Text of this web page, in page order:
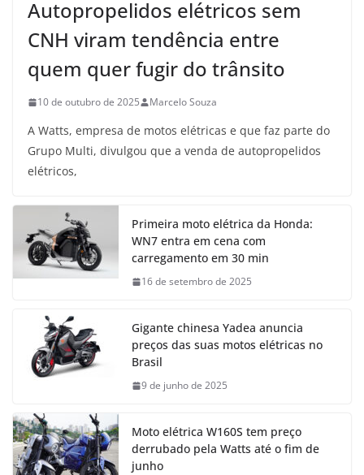
Autopropelidos elétricos sem
CNH viram tendência entre
quem quer fugir do trânsito
10 de outubro de 2025 Marcelo Souza
A Watts, empresa de motos elétricas e que faz parte do
Grupo Multi, divulgou que a venda de autopropelidos
elétricos,
Primeira moto elétrica da Honda:
WN7 entra em cena com
carregamento em 30 min
16 de setembro de 2025
Gigante chinesa Yadea anuncia
preços das suas motos elétricas no
Brasil
9 de junho de 2025
Moto elétrica W160S tem preço
derrubado pela Watts até o fim de
junho